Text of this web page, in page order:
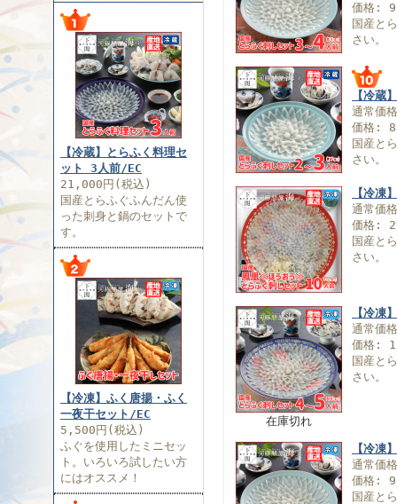
【冷蔵】とらふく料理セ
ット 3人前/EC
21,000円(税込)
国産とらふぐふんだん使
った刺身と鍋のセットで
す。
【冷凍】ふく唐揚・ふく
一夜干セット/EC
5,500円(税込)
ふぐを使用したミニセッ
ト。いろいろ試したい方
にはオススメ！
価格:
国産と
さい。
【冷蔵
通常価
価格:
国産と
さい。
【冷凍
通常価
価格:
国産と
さい。
在庫切れ
【冷凍
通常価
価格:
国産と
さい。
【冷凍
通常価
価格:
国産と